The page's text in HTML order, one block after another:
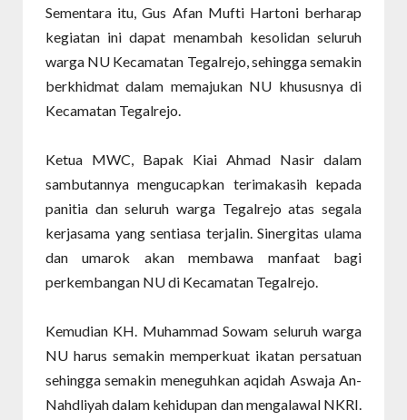
Sementara itu, Gus Afan Mufti Hartoni berharap
kegiatan ini dapat menambah kesolidan seluruh
warga NU Kecamatan Tegalrejo, sehingga semakin
berkhidmat dalam memajukan NU khususnya di
Kecamatan Tegalrejo.
Ketua MWC, Bapak Kiai Ahmad Nasir dalam
sambutannya mengucapkan terimakasih kepada
panitia dan seluruh warga Tegalrejo atas segala
kerjasama yang sentiasa terjalin. Sinergitas ulama
dan umarok akan membawa manfaat bagi
perkembangan NU di Kecamatan Tegalrejo.
Kemudian KH. Muhammad Sowam seluruh warga
NU harus semakin memperkuat ikatan persatuan
sehingga semakin meneguhkan aqidah Aswaja An-
Nahdliyah dalam kehidupan dan mengalawal NKRI.